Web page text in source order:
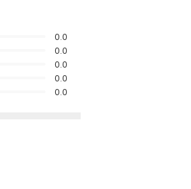
0.0
0.0
0.0
0.0
0.0